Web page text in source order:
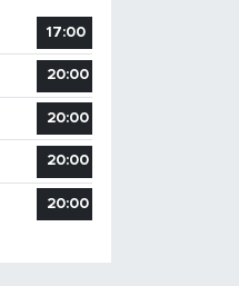
17:00
20:00
20:00
20:00
20:00